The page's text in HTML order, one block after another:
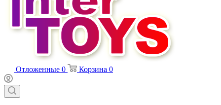
Отложенные 0 Корзина 0